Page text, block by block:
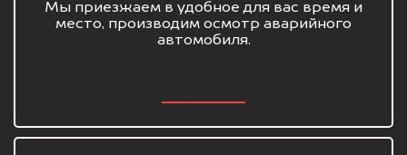
Мы приезжаем в удобное для вас время и
место, производим осмотр аварийного
автомобиля.